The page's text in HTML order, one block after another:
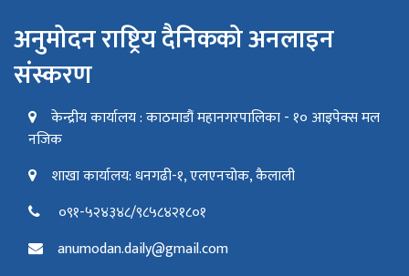
अनुमोदन राष्ट्रिय दैनिकको अनलाइन
संस्करण
केन्द्रीय कार्यालय : काठमाडौं महानगरपालिका - १० आइपेक्स मल
नजिक
शाखा कार्यालय: धनगढी-१, एलएनचोक, कैलाली
०९१-५२४३४८/९८५८४२१८०१
anumodan.daily@gmail.com